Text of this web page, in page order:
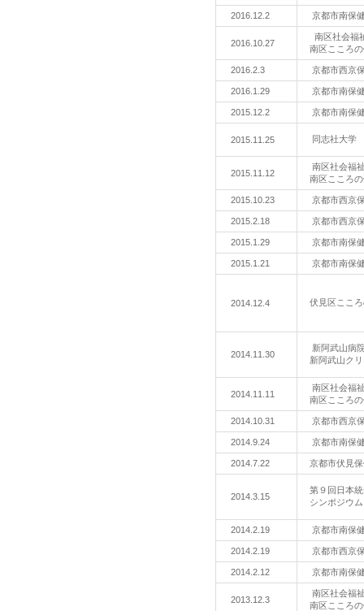
2016.12.2 京都市南保
2016.10.27
南区社会福
南区こころ
2016.2.3 京都市西京
2016.1.29 京都市南保
2015.12.2 京都市南保
2015.11.25 同志社大学
2015.11.12
南区社会福
南区こころ
2015.10.23 京都市西京
2015.2.18 京都市西京
2015.1.29 京都市南保
2015.1.21 京都市南保
2014.12.4 伏見区ここ
2014.11.30
新阿武山病
新阿武山ク
2014.11.11
南区社会福
南区こころ
2014.10.31 京都市西京
2014.9.24 京都市南保
2014.7.22 京都市伏見
2014.3.15
第９回日本
シンポジウ
2014.2.19 京都市南保
2014.2.19 京都市西京
2014.2.12 京都市南保
2013.12.3
南区社会福
南区こころ